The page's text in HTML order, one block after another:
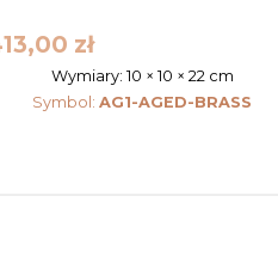
zł
Wymiary: 10 × 10 × 22 cm
Symbol:AG1-AGED-BRASS